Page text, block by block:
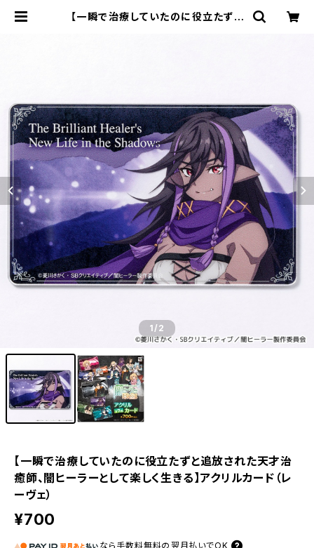
【一瞬で治療していたのに役立たずと
1/2
【一瞬で治療していたのに役立たずと追放された天才治
癒師、闇ヒーラーとして楽しく生きる】アクリルカード（レ
ーヴェ）
¥700
なら 手数料無料の 翌月払いでOK